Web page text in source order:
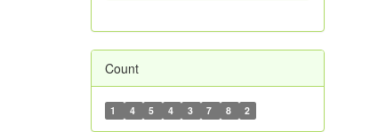
Count
1 4 5 4 3 7 8 2